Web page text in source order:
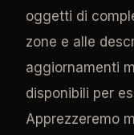
oggetti di
zone e alle
aggiornamenti
disponibili per
Apprezzeremo